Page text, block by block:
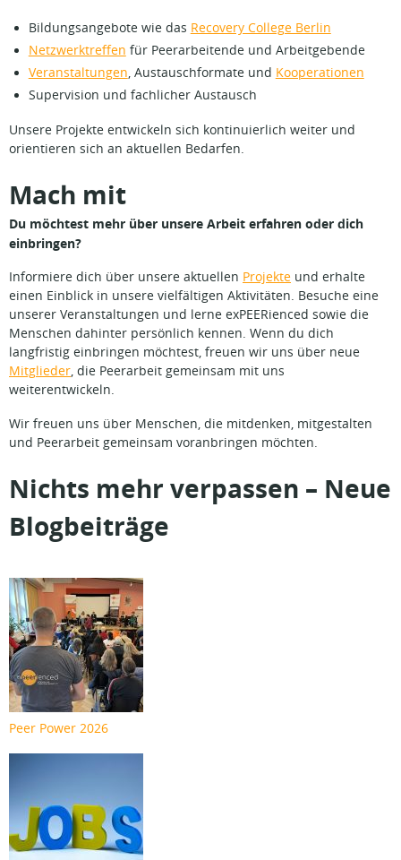
Bildungsangebote wie das Recovery College Berlin
Netzwerktreffen für Peerarbeitende und Arbeitgebende
Veranstaltungen , Austauschformate und Kooperationen
Supervision und fachlicher Austausch
Unsere Projekte entwickeln sich kontinuierlich weiter und
orientieren sich an aktuellen Bedarfen.
Mach mit
Du möchtest mehr über unsere Arbeit erfahren oder dich
einbringen?
Informiere dich über unsere aktuellen Projekte und erhalte
einen Einblick in unsere vielfältigen Aktivitäten. Besuche eine
unserer Veranstaltungen und lerne exPEERienced sowie die
Menschen dahinter persönlich kennen. Wenn du dich
langfristig einbringen möchtest, freuen wir uns über neue
Mitglieder, die Peerarbeit gemeinsam mit uns
weiterentwickeln.
Wir freuen uns über Menschen, die mitdenken, mitgestalten
und Peerarbeit gemeinsam voranbringen möchten.
Nichts mehr verpassen – Neue
Blogbeiträge
Peer Power 2026